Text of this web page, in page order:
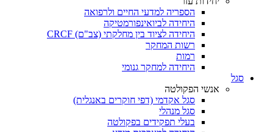
הספריה למדעי החיים ולרפואה
היחידה לביואינפורמטיקה
היחידה לציוד בין מחלקתי (צב"ם) CRCF
רשות המחקר
רמות
היחידה למחקר גנומי
סגל
אנשי הפקולטה
סגל אקדמי (דפי חוקרים באנגלית)
סגל מנהלי
בעלי תפקידים בפקולטה